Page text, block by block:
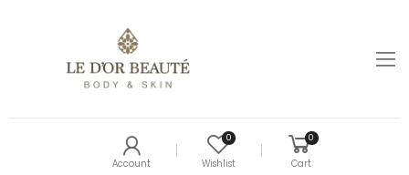
Account
0
Wishlist
0
Cart